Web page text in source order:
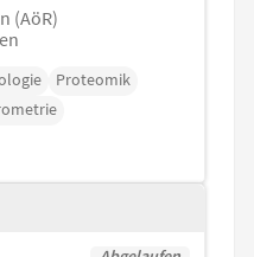
(AöR)
Proteomik